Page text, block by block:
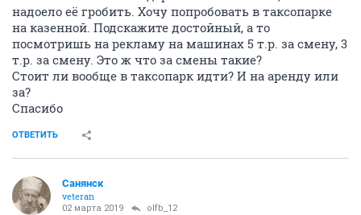
надоело её гробить. Хочу попробовать в таксопарке
на казенной. Подскажите достойный, а то
посмотришь на рекламу на машинах 5 т.р. за смену, 3
т.р. за смену. Это ж что за смены такие?
Стоит ли вообще в таксопарк идти? И на аренду или
за?
Спасибо
ОТВЕТИТЬ
Санянск
veteran
02 марта 2019 olfb_12